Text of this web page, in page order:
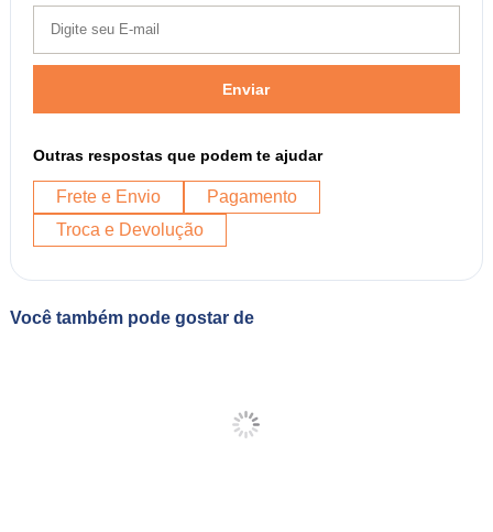
Enviar
Outras respostas que podem te ajudar
Frete e Envio
Pagamento
Troca e Devolução
Você também pode gostar de